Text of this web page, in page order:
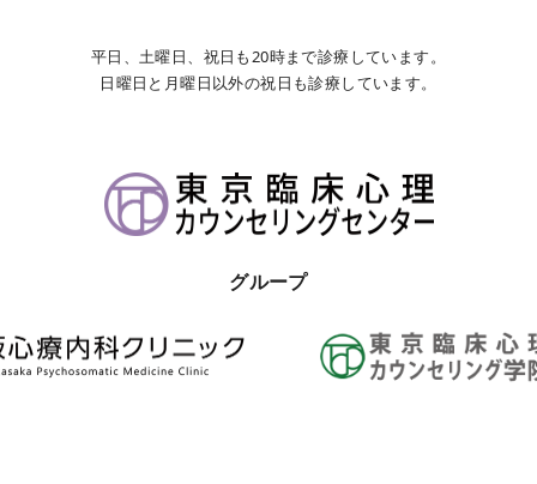
平日、土曜日、祝日も20時まで診療しています。
日曜日と月曜日以外の祝日も診療しています。
グループ